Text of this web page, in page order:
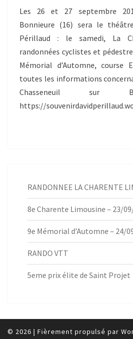
SEPT.
2015
Les 26 et 27 septembre
Bonnieure (16) sera le
Périllaud : le samedi, La
randonnées cyclistes et
Mémorial d’Automne, course
toutes les informations
Chasseneuil sur
https://
RANDONNEE LA CHARENTE
8e Charente Limousine – 23/
9e Mémorial d’Automne – 24/
RANDO VTT
5eme prix élite de Saint Projet
© 2026 | Fièrement propulsé par